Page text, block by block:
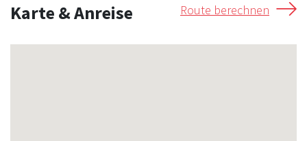
Karte & Anreise Route berechnen